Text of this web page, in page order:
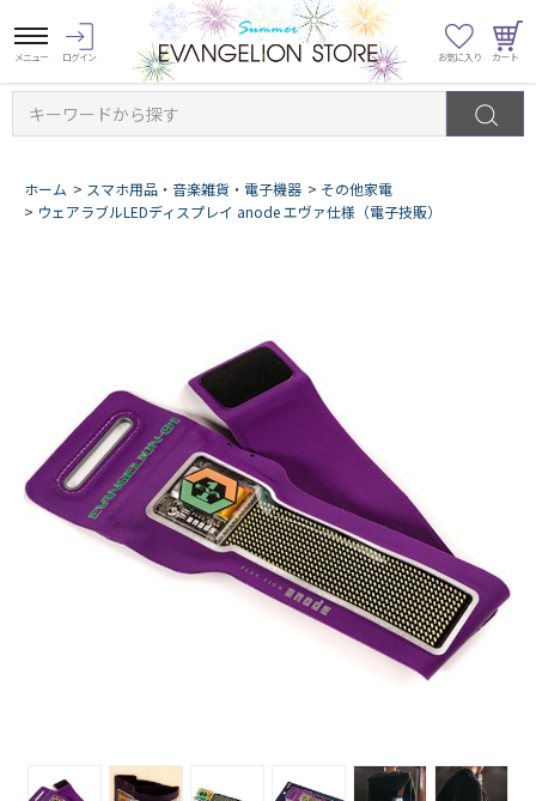
キーワードから探す
ホーム > スマホ用品・音楽雑貨・電子機器 > その他家電
> ウェアラブルLEDディスプレイ anode エヴァ仕様（電子技販）